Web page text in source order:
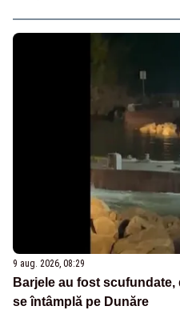
9 aug. 2026, 08:29
Barjele au fost
se întâmplă pe Dunăre